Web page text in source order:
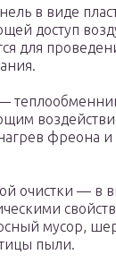
в виде
доступ
для
фреона
очистки — в
мусор,
пыли.